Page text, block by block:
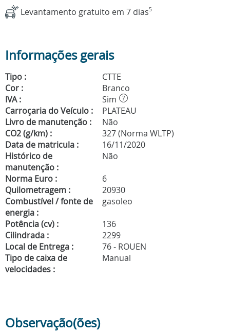
Levantamento gratuito em 7 dias5
Informações gerais
Tipo :
CTTE
Cor :
Branco
IVA :
Sim ?
Carroçaria do Veículo :
PLATEAU
Livro de manutenção :
Não
CO2 (g/km) :
327 (Norma WLTP)
Data de matricula :
16/11/2020
Histórico de
manutenção :
Não
Norma Euro :
6
Quilometragem :
20930
Combustível / fonte de
energia :
gasoleo
Potência (cv) :
136
Cilindrada :
2299
Local de Entrega :
76 - ROUEN
Tipo de caixa de
velocidades :
Manual
Observação(ões)